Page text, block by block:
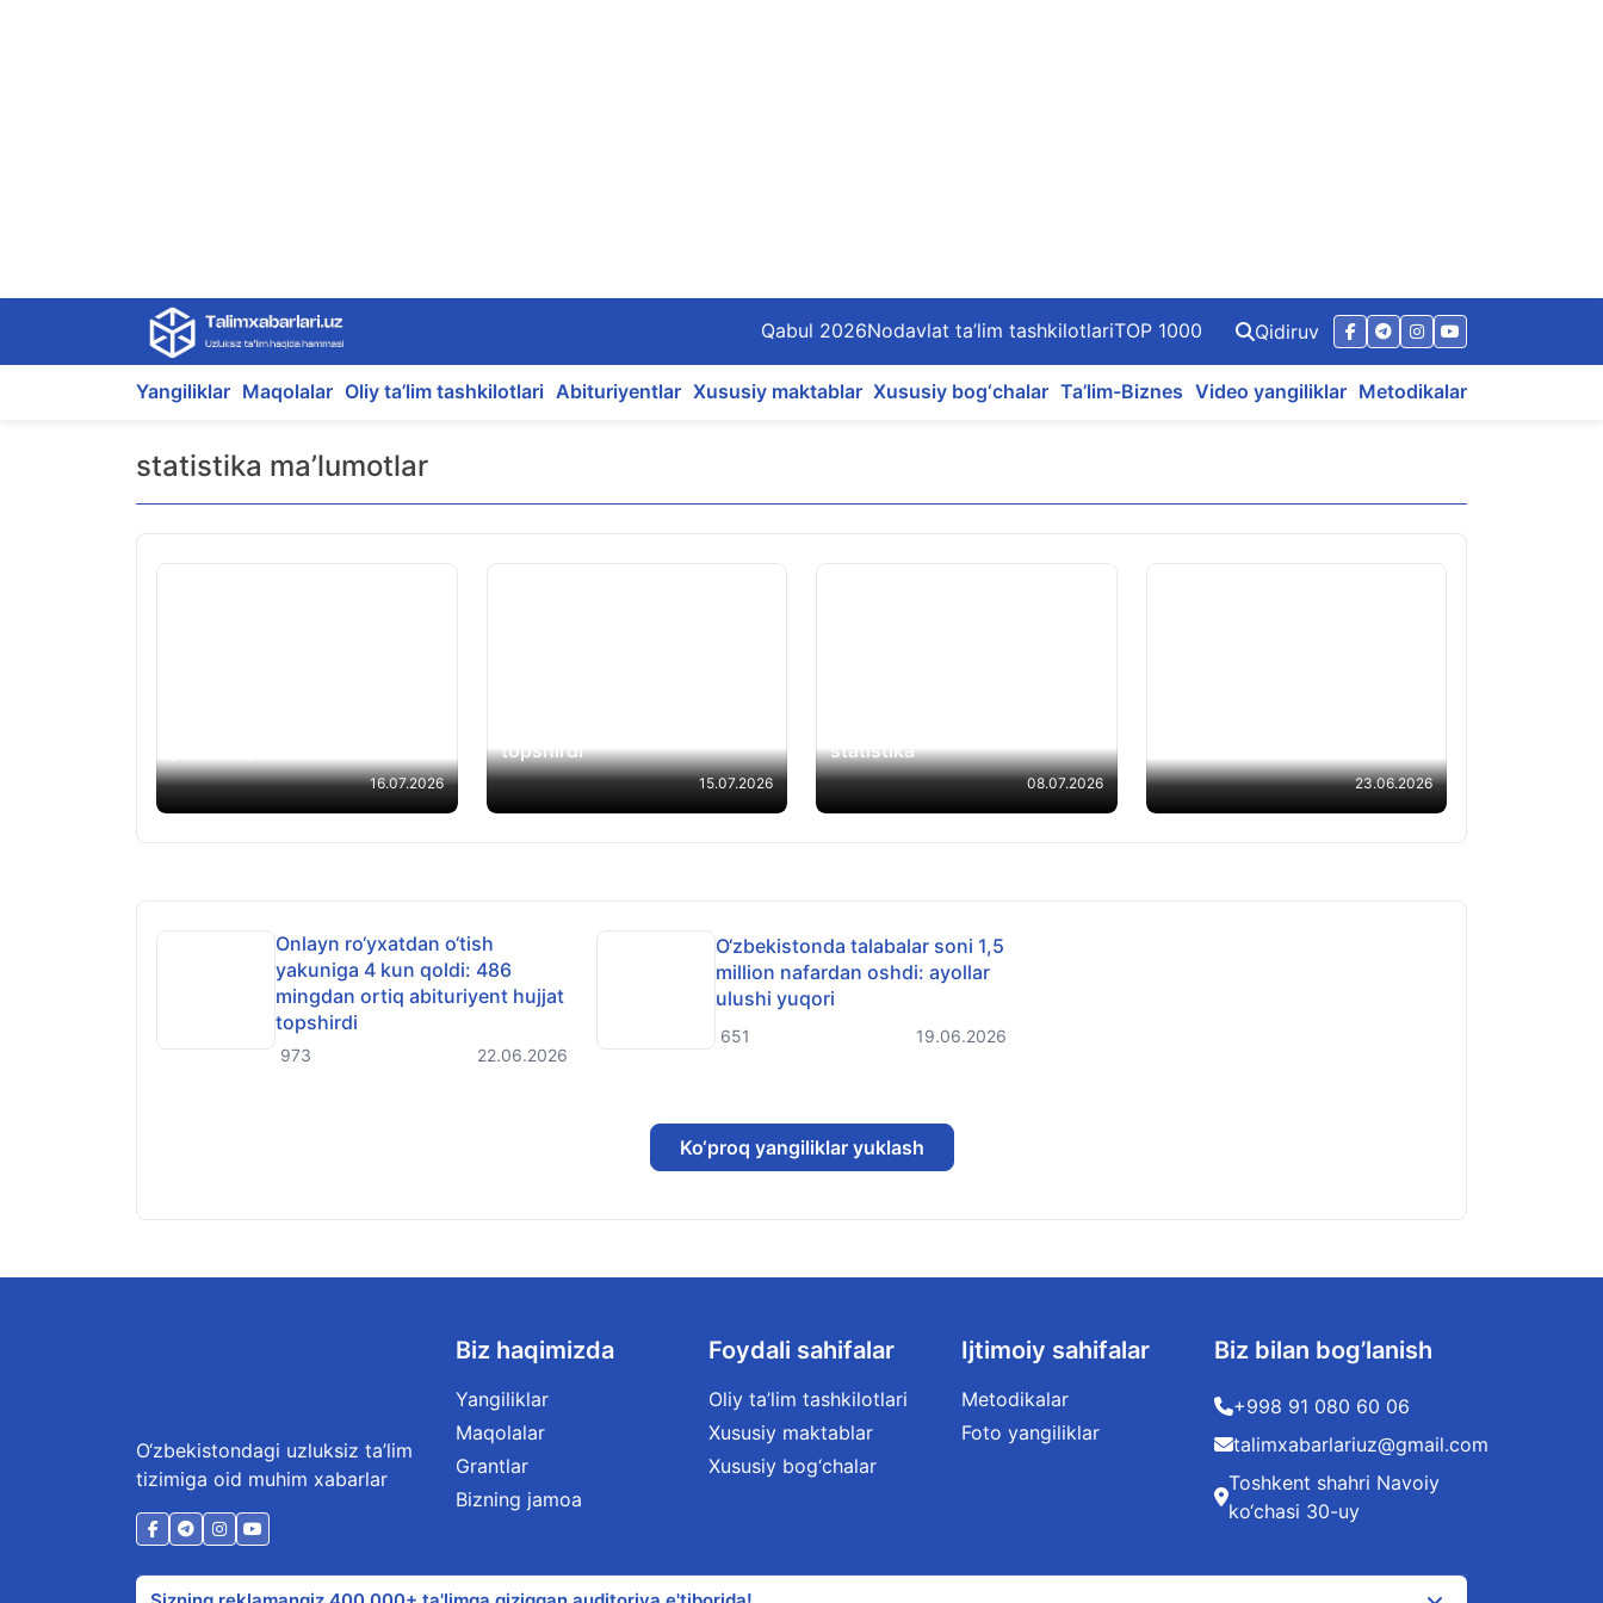
content
Qabul 2026Nodavlat ta’lim tashkilotlariTOP 1000 Qidiruv
Yangiliklar Maqolalar Oliy ta’lim tashkilotlari Abituriyentlar Xususiy maktablar Xususiy bog‘chalar Ta’lim-Biznes Video yangiliklar Metodikalar
statistika ma’lumotlar
16.07.2026
topshirdi
15.07.2026
statistika
08.07.2026 23.06.2026
Onlayn ro‘yxatdan o‘tish
yakuniga 4 kun qoldi: 486
mingdan ortiq abituriyent hujjat
topshirdi
973 22.06.2026
O‘zbekistonda talabalar soni 1,5
million nafardan oshdi: ayollar
ulushi yuqori
651 19.06.2026
Ko‘proq yangiliklar yuklash
O‘zbekistondagi uzluksiz ta’lim
tizimiga oid muhim xabarlar
Biz haqimizda
Yangiliklar
Maqolalar
Grantlar
Bizning jamoa
Foydali sahifalar
Oliy ta’lim tashkilotlari
Xususiy maktablar
Xususiy bog‘chalar
Ijtimoiy sahifalar
Metodikalar
Foto yangiliklar
Biz bilan bog’lanish
+998 91 080 60 06
talimxabarlariuz@gmail.com
Toshkent shahri Navoiy
ko‘chasi 30-uy